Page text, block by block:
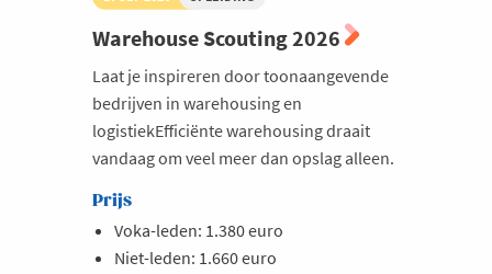
Warehouse Scouting 2026
Laat je inspireren door toonaangevende
bedrijven in warehousing en
logistiekEfficiënte warehousing draait
vandaag om veel meer dan opslag alleen.
Prijs
Voka-leden: 1.380 euro
Niet-leden: 1.660 euro